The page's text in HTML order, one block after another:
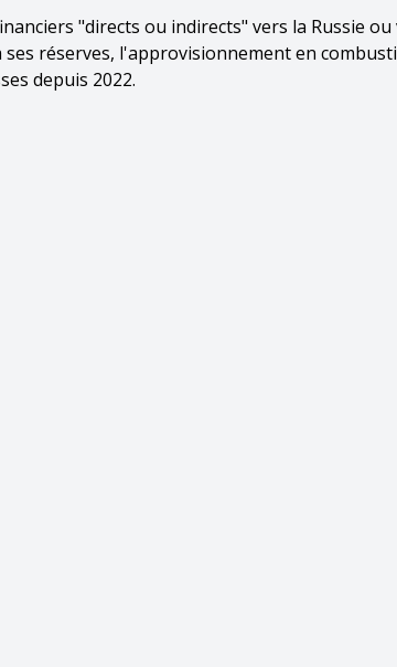
"directs ou indirects" vers la Russie ou
réserves, l'approvisionnement en
depuis 2022.